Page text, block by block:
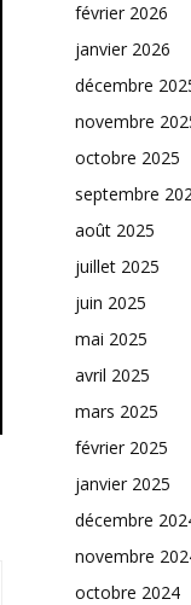
février 2026
janvier 2026
décembre
novembre
octobre 2025
septembre
août 2025
juillet 2025
juin 2025
mai 2025
avril 2025
mars 2025
février 2025
janvier 2025
décembre
novembre
octobre 2024